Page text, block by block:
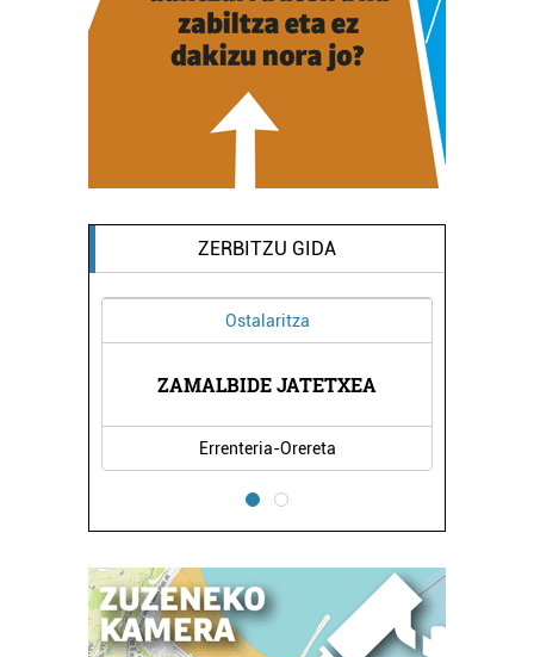
ZERBITZU GIDA
Ostalaritza
ZAMALBIDE JATETXEA
Errenteria-Orereta